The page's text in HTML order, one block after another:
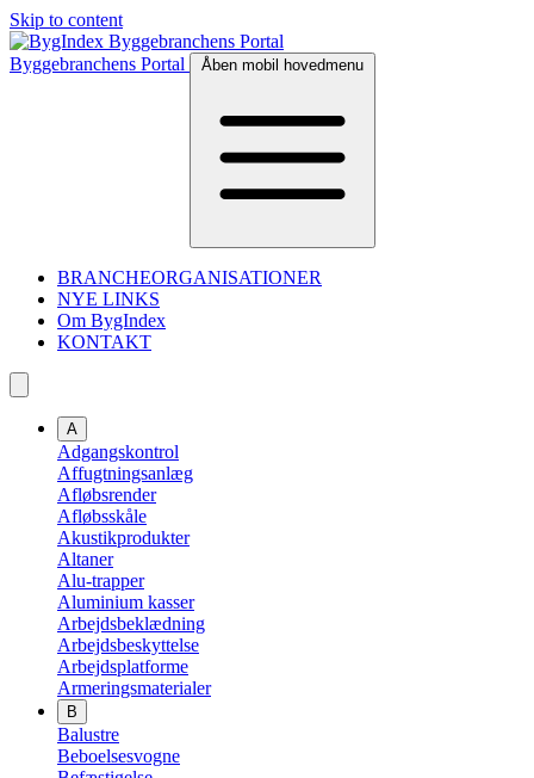
Skip to content
Byggebranchens Portal Åben mobil hovedmenu
BRANCHEORGANISATIONER
NYE LINKS
Om BygIndex
KONTAKT
A
Adgangskontrol
Affugtningsanlæg
Afløbsrender
Afløbsskåle
Akustikprodukter
Altaner
Alu-trapper
Aluminium kasser
Arbejdsbeklædning
Arbejdsbeskyttelse
Arbejdsplatforme
Armeringsmaterialer
B
Balustre
Beboelsesvogne